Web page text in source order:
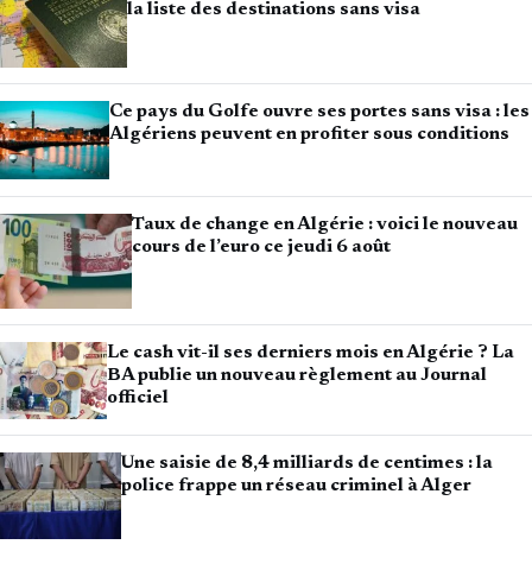
la liste des destinations sans visa
Ce pays du Golfe ouvre ses portes sans visa : les
Algériens peuvent en profiter sous conditions
Taux de change en Algérie : voici le nouveau
cours de l’euro ce jeudi 6 août
Le cash vit-il ses derniers mois en Algérie ? La
BA publie un nouveau règlement au Journal
officiel
Une saisie de 8,4 milliards de centimes : la
police frappe un réseau criminel à Alger